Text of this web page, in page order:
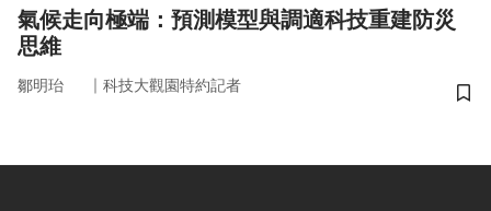
氣候走向極端：預測模型與調適科技重建防災
思維
鄒明珆 ｜ 科技大觀園特約記者
儲